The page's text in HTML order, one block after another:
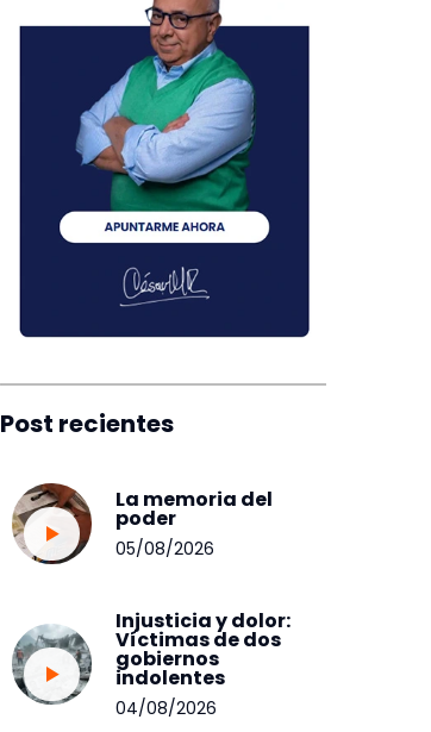
Post recientes
La memoria del
poder
05/08/2026
Injusticia y dolor:
Víctimas de dos
gobiernos
indolentes
04/08/2026